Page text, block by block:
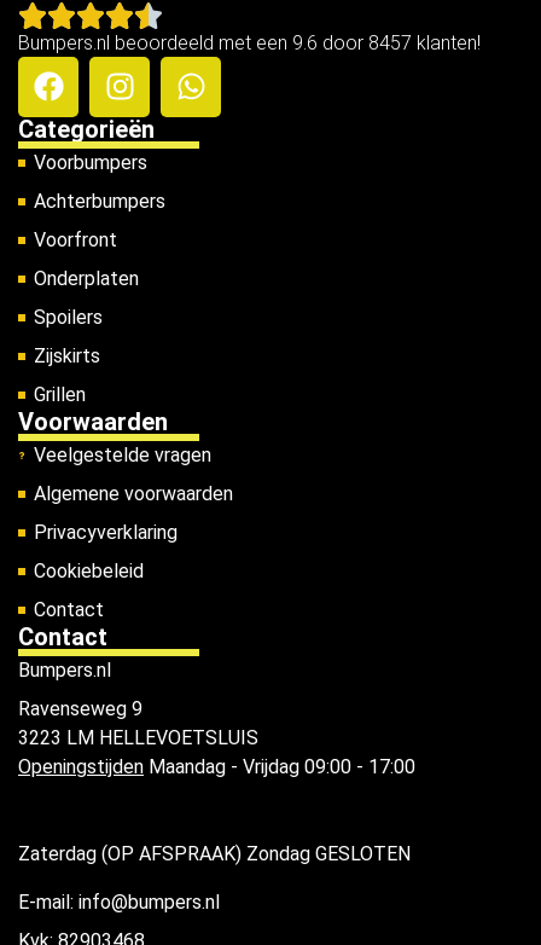
Bumpers.nl beoordeeld met een 9.6 door 8457 klanten!
Categorieën
Voorbumpers
Achterbumpers
Voorfront
Onderplaten
Spoilers
Zijskirts
Grillen
Voorwaarden
Veelgestelde vragen
Algemene voorwaarden
Privacyverklaring
Cookiebeleid
Contact
Contact
Bumpers.nl
Ravenseweg 9
3223 LM HELLEVOETSLUIS
Openingstijden Maandag - Vrijdag 09:00 - 17:00
Zaterdag (OP AFSPRAAK) Zondag GESLOTEN
E-mail: info@bumpers.nl